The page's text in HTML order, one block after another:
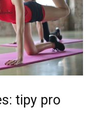
tipy pro